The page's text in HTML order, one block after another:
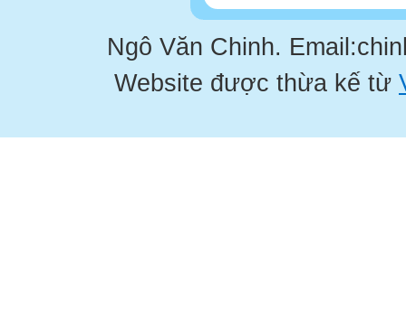
Ngô Văn Chinh.
Website được thừa kế từ